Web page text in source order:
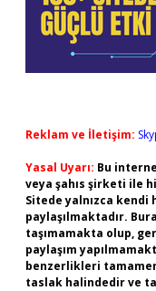
Reklam ve İletişim:
Yasal Uyarı: Bu
veya şahıs şirketi ile
Sitede yalnızca kendi
paylaşılmaktadır.
taşımamakta olup,
paylaşım
benzerlikleri
taslak halindedir ve